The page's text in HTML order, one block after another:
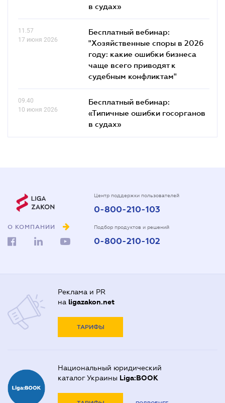
в судах»
11.57
17 июня 2026
Бесплатный вебинар:
"Хозяйственные споры в 2026
году: какие ошибки бизнеса
чаще всего приводят к
судебным конфликтам"
09.40
10 июня 2026
Бесплатный вебинар:
«Типичные ошибки госорганов
в судах»
О КОМПАНИИ
Центр поддержки пользователей
0-800-210-103
Подбор продуктов и решений
0-800-210-102
Реклама и PR
на ligazakon.net
ТАРИФЫ
Национальный юридический
каталог Украины Liga:BOOK